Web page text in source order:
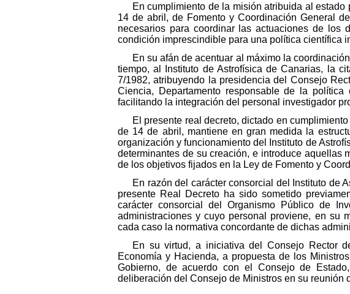
En cumplimiento de la misión atribuida al
14 de abril, de Fomento y Coordinación General
necesarios para coordinar las actuaciones de los
condición imprescindible para una política científica
En su afán de acentuar al máximo la
tiempo, al Instituto de Astrofísica de Canarias, la
7/1982, atribuyendo la presidencia del Consejo
Ciencia, Departamento responsable de la
facilitando la integración del personal investigador
El presente real decreto, dictado en
de 14 de abril, mantiene en gran medida la
organización y funcionamiento del Instituto de
determinantes de su creación, e introduce aquellas
de los objetivos fijados en la Ley de Fomento y
En razón del carácter consorcial del Instituto de
presente Real Decreto ha sido sometido
carácter consorcial del Organismo Público de
administraciones y cuyo personal proviene, en su
cada caso la normativa concordante de dichas
En su virtud, a iniciativa del Consejo Rector
Economía y Hacienda, a propuesta de los
Gobierno, de acuerdo con el Consejo de
deliberación del Consejo de Ministros en su reunión